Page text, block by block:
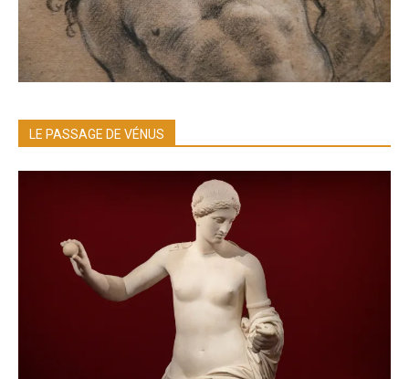
LE PASSAGE DE VÉNUS